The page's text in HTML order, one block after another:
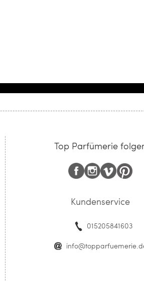
Top Parfümerie
Kundenservice
015205841603